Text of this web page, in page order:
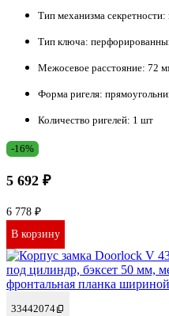
Тип механизма секретности:
Тип ключа:
Межосевое расстояние: 72
Форма ригеля:
Количество ригелей: 1 шт
-16%
5 692 ₽
6 778 ₽
В корзину
33442074